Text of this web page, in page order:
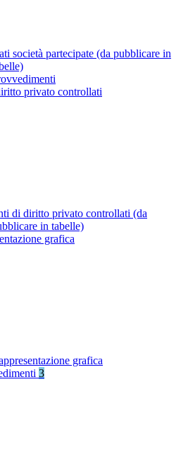
società partecipate (da pubblicare in
privato controllati
di diritto privato controllati (da
in tabelle)
grafica
grafica
3